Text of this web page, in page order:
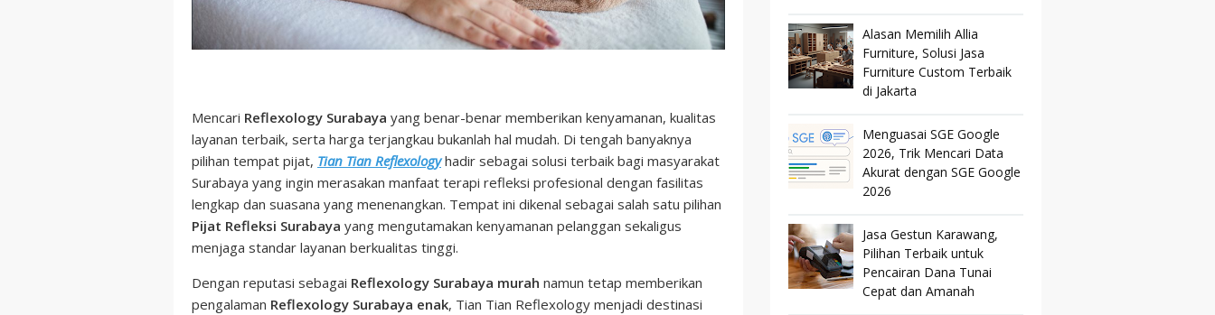
Mencari Reflexology Surabaya yang benar-benar memberikan kenyamanan, kualitas
layanan terbaik, serta harga terjangkau bukanlah hal mudah. Di tengah banyaknya
pilihan tempat pijat, Tian Tian Reflexologyhadir sebagai solusi terbaik bagi masyarakat
Surabaya yang ingin merasakan manfaat terapi refleksi profesional dengan fasilitas
lengkap dan suasana yang menenangkan. Tempat ini dikenal sebagai salah satu pilihan
Pijat Refleksi Surabaya yang mengutamakan kenyamanan pelanggan sekaligus
menjaga standar layanan berkualitas tinggi.
Dengan reputasi sebagai Reflexology Surabaya murah namun tetap memberikan
pengalaman Reflexology Surabaya enak, Tian Tian Reflexology menjadi destinasi
Alasan Memilih Allia
Furniture, Solusi Jasa
Furniture Custom Terbaik
di Jakarta
Menguasai SGE Google
2026, Trik Mencari Data
Akurat dengan SGE Google
2026
Jasa Gestun Karawang,
Pilihan Terbaik untuk
Pencairan Dana Tunai
Cepat dan Amanah